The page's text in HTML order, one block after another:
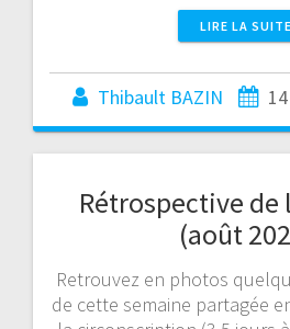
LIRE LA SUITE
Thibault BAZIN
Rétrospective de
(août
Retrouvez en photos
de cette semaine partagée